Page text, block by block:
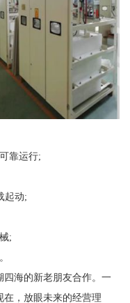
靠运行;
起动;
;
海的新老朋友合作。一
，放眼未来的经营理